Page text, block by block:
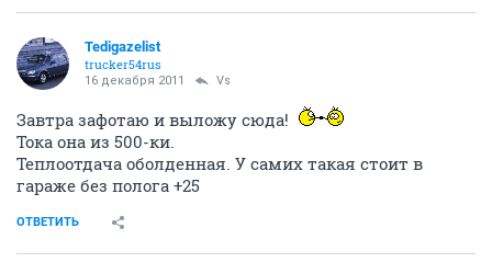
Tedigazelist
trucker54rus
16 декабря 2011 Vs
Завтра зафотаю и выложу сюда!
Тока она из 500-ки.
Теплоотдача оболденная. У самих такая стоит в
гараже без полога +25
ОТВЕТИТЬ